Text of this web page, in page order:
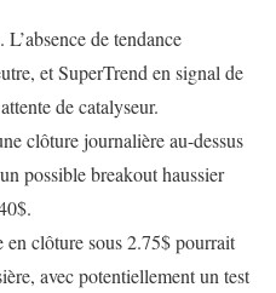
. L’absence de tendance
et SuperTrend en signal de
de catalyseur.
clôture journalière au-dessus
possible breakout haussier
en clôture sous 2.75$ pourrait
avec potentiellement un test